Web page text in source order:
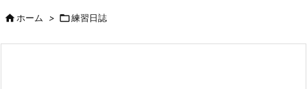

ホーム > 練習日誌